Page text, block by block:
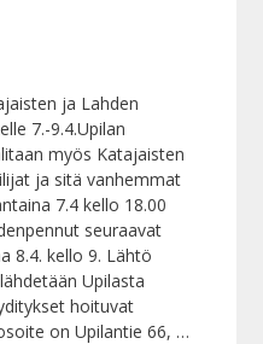
ja Lahden
7.-9.4.Upilan
myös Katajaisten
ja sitä vanhemmat
7.4 kello 18.00
seuraavat
8.4. kello 9. Lähtö
Upilasta
hoituvat
on Upilantie 66, …